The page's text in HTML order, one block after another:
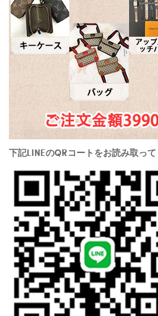
下記LINEのQRコートをお読み取っ